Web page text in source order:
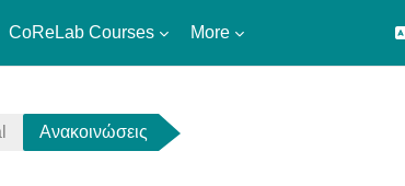
CoReLab Courses More
Ανακοινώσεις